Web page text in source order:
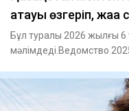
атауы өзгеріп, жаңа
Бұл туралы 2026 жылғы 6
мәлімдеді.Ведомство